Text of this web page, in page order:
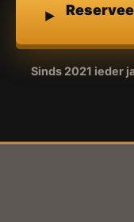
Sinds 2021 ieder